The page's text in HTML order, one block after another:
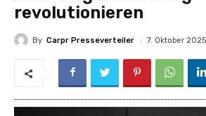
revolutionieren
By Carpr Presseverteiler 7. Oktober 2025